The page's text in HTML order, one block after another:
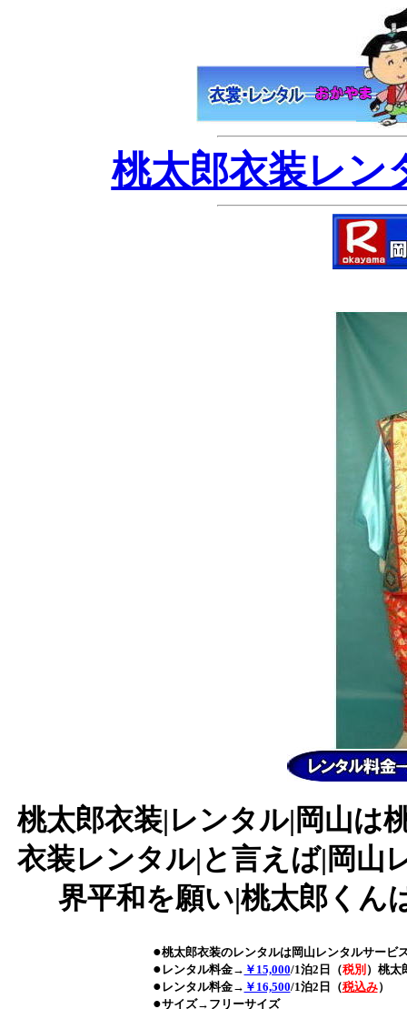
桃太郎衣装レン
桃太郎衣装|レンタル|岡山は
衣装レンタル|と言えば|岡山
界平和を願い|桃太郎くん
●桃太郎衣装のレンタルは岡山レンタルサービ
● レンタル料金→ ￥15,000/1泊2日（税別 ） 桃太
● レンタル料金→ ￥16,500/1泊2日（税込み）
●サイズ→フリーサイズ